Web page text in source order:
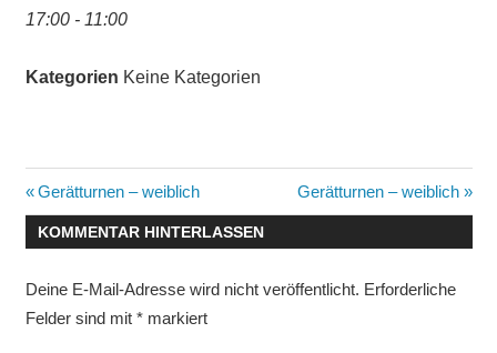
17:00 - 11:00
Kategorien Keine Kategorien
Beitragsnavigation
Vorheriger
Beitrag:
Gerätturnen – weiblich
Nächster
Beitrag:
Gerätturnen – weiblich
KOMMENTAR HINTERLASSEN
Deine E-Mail-Adresse wird nicht veröffentlicht. Erforderliche
Felder sind mit *markiert